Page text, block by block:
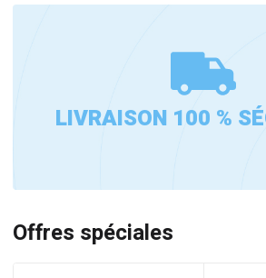
LIVRAISON 100 %
Offres spéciales